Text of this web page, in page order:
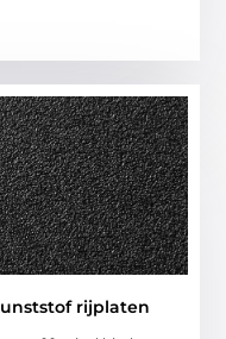
rijplaten